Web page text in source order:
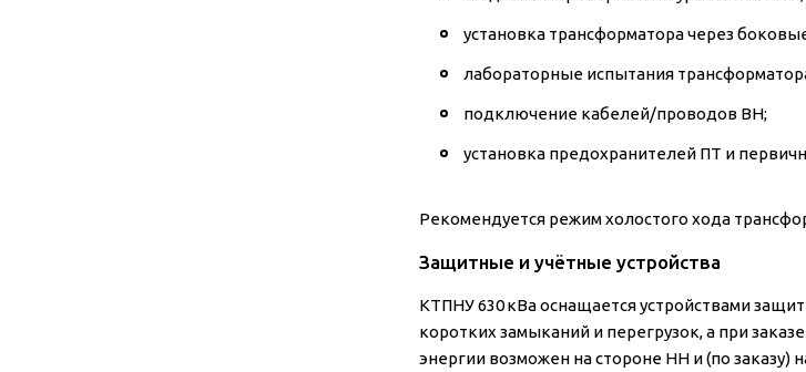
установка трансформатора через
лабораторные испытания
подключение кабелей/проводов ВН;
установка предохранителей ПТ и
Рекомендуется режим холостого хода
Защитные и учётные устройства
КТПНУ 630 кВа оснащается устройствами
коротких замыканий и перегрузок, а при
энергии возможен на стороне НН и (по заказу)